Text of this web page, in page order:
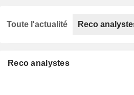
Reco analystes
Toute l'actualité Reco